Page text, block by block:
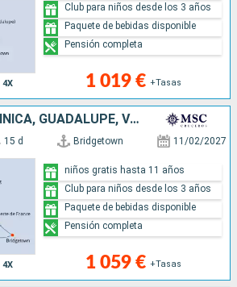
1 019 € +Tasas
Club para niños desde los 3 años
Paquete de bebidas disponible
Pensión completa
BARBADOS, MARTINICA, GUADALUPE, VIRGEN GORDA, SAN MARTÍN, SAN CRISTÓBAL Y NIEVES, TÓRTOLA, REPÚBLICA DOMINICANA
15 d Bridgetown 11/02/2027
1 059 € +Tasas
niños gratis hasta 11 años
Club para niños desde los 3 años
Paquete de bebidas disponible
Pensión completa